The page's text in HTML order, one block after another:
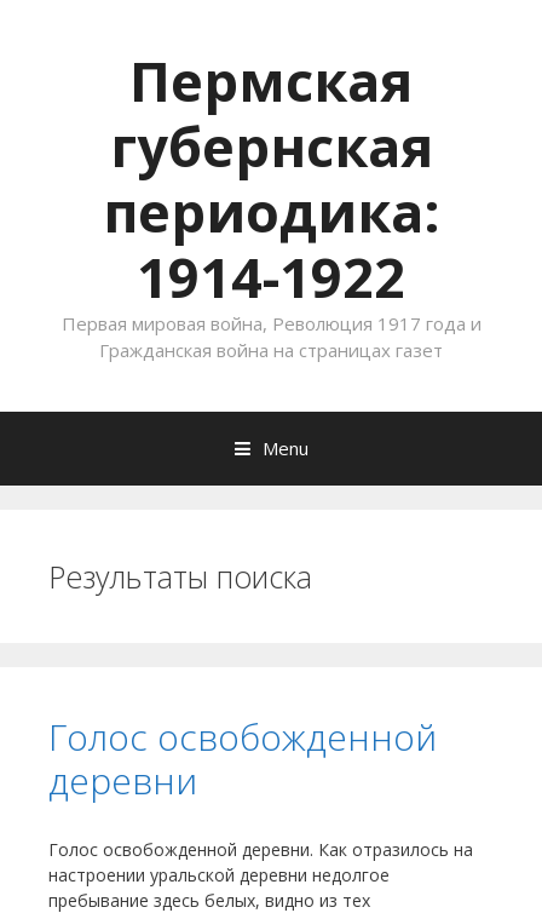
Пермская
губернская
периодика:
1914-1922
Первая мировая война, Революция 1917 года и
Гражданская война на страницах газет
Menu
Результаты поиска
Голос освобожденной
деревни
Голос освобожденной деревни. Как отразилось на
настроении уральской деревни недолгое
пребывание здесь белых, видно из тех